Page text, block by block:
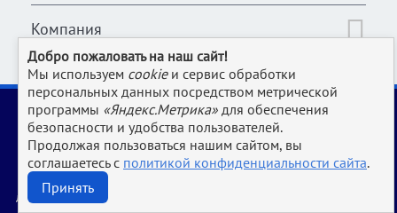
Компания
2006-2026 © Оборудование для магазина, супермаркета,
кафе, бара, ресторана, столовой, прачки и клининга и пр.
производств | www.Uliss-Trade.ru
Обращаем ваше внимание на то, что данный интернет-сайт носит исключительно
информационный характер и ни при каких условиях не является публичной офертой,
Для получения подробной информации о характеристиках, стоимости и наличии оборудования,
пожалуйста, обращайтесь к менеджерам по продажам Улисс.
Добро пожаловать на наш сайт!
Мы используем cookieи сервис обработки
персональных данных посредством метрической
программы «Яндекс.Метрика» для обеспечения
безопасности и удобства пользователей.
Продолжая пользоваться нашим сайтом, вы
соглашаетесь с политикой конфиденциальности сайта.
Принять